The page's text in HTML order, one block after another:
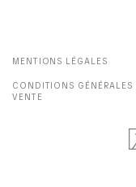
MENTIONS LÉGALES
CONDITIONS GÉNÉRALES
VENTE